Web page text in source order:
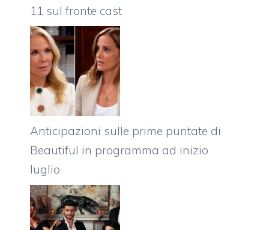
11 sul fronte cast
Anticipazioni sulle prime puntate di
Beautiful in programma ad inizio
luglio